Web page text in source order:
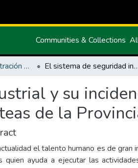
Communities & Collections
Carrera de Administración de Empresas y Marketing El sistema de seguridad industrial y su incidencia en el desempeño laboral de las industrias lácteas de la Provincia del Carchi.
y su
de la
el talento humano es de gran
quien ayuda a ejecutar las